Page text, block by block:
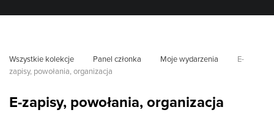
Wszystkie kolekcje Panel członka Moje wydarzenia
E-
zapisy, powołania, organizacja
E-zapisy, powołania, organizacja